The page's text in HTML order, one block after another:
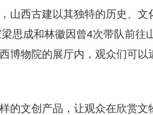
山西古建以其独特的历史、文
思成和林徽因曾4次带队前往
博物院的展厅内，观众们可
的文创产品，让观众在欣赏文